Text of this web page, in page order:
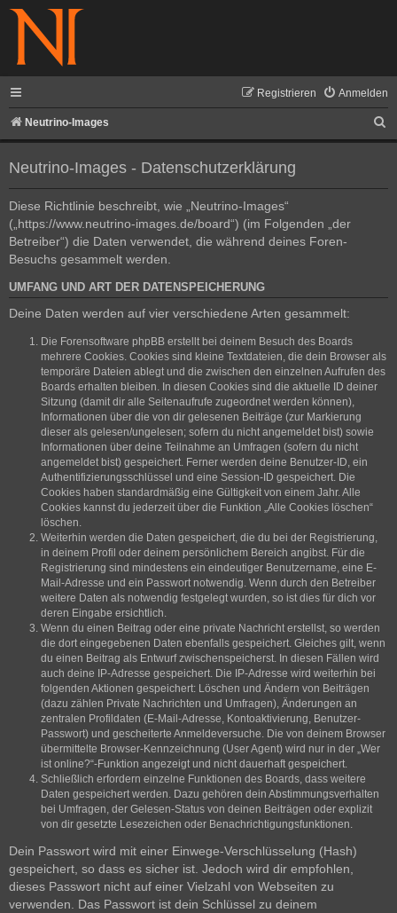
Anmelden
Registrieren
Neutrino-Images
u
Neutrino-Images - Datenschutzerklärung
Diese Richtlinie beschreibt, wie „Neutrino-Images“
(„https://www.neutrino-images.de/board“) (im Folgenden „der
Betreiber“) die Daten verwendet, die während deines Foren-
Besuchs gesammelt werden.
UMFANG UND ART DER DATENSPEICHERUNG
Deine Daten werden auf vier verschiedene Arten gesammelt:
Die Forensoftware phpBB erstellt bei deinem Besuch des Boards
mehrere Cookies. Cookies sind kleine Textdateien, die dein Browser als
temporäre Dateien ablegt und die zwischen den einzelnen Aufrufen des
Boards erhalten bleiben. In diesen Cookies sind die aktuelle ID deiner
Sitzung (damit dir alle Seitenaufrufe zugeordnet werden können),
Informationen über die von dir gelesenen Beiträge (zur Markierung
dieser als gelesen/ungelesen; sofern du nicht angemeldet bist) sowie
Informationen über deine Teilnahme an Umfragen (sofern du nicht
angemeldet bist) gespeichert. Ferner werden deine Benutzer-ID, ein
Authentifizierungsschlüssel und eine Session-ID gespeichert. Die
Cookies haben standardmäßig eine Gültigkeit von einem Jahr. Alle
Cookies kannst du jederzeit über die Funktion „Alle Cookies löschen“
löschen.
Weiterhin werden die Daten gespeichert, die du bei der Registrierung,
in deinem Profil oder deinem persönlichem Bereich angibst. Für die
Registrierung sind mindestens ein eindeutiger Benutzername, eine E-
Mail-Adresse und ein Passwort notwendig. Wenn durch den Betreiber
weitere Daten als notwendig festgelegt wurden, so ist dies für dich vor
deren Eingabe ersichtlich.
Wenn du einen Beitrag oder eine private Nachricht erstellst, so werden
die dort eingegebenen Daten ebenfalls gespeichert. Gleiches gilt, wenn
du einen Beitrag als Entwurf zwischenspeicherst. In diesen Fällen wird
auch deine IP-Adresse gespeichert. Die IP-Adresse wird weiterhin bei
folgenden Aktionen gespeichert: Löschen und Ändern von Beiträgen
(dazu zählen Private Nachrichten und Umfragen), Änderungen an
zentralen Profildaten (E-Mail-Adresse, Kontoaktivierung, Benutzer-
Passwort) und gescheiterte Anmeldeversuche. Die von deinem Browser
übermittelte Browser-Kennzeichnung (User Agent) wird nur in der „Wer
ist online?“-Funktion angezeigt und nicht dauerhaft gespeichert.
Schließlich erfordern einzelne Funktionen des Boards, dass weitere
Daten gespeichert werden. Dazu gehören dein Abstimmungsverhalten
bei Umfragen, der Gelesen-Status von deinen Beiträgen oder explizit
von dir gesetzte Lesezeichen oder Benachrichtigungsfunktionen.
Dein Passwort wird mit einer Einwege-Verschlüsselung (Hash)
gespeichert, so dass es sicher ist. Jedoch wird dir empfohlen,
dieses Passwort nicht auf einer Vielzahl von Webseiten zu
verwenden. Das Passwort ist dein Schlüssel zu deinem